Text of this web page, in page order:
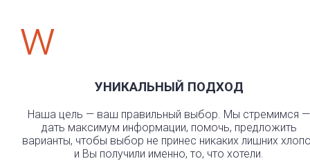
w
УНИКАЛЬНЫЙ ПОДХОД
Наша цель — ваш правильный выбор. Мы стремимся —
дать максимум информации, помочь, предложить
варианты, чтобы выбор не принес никаких лишних
и Вы получили именно, то, что хотели.